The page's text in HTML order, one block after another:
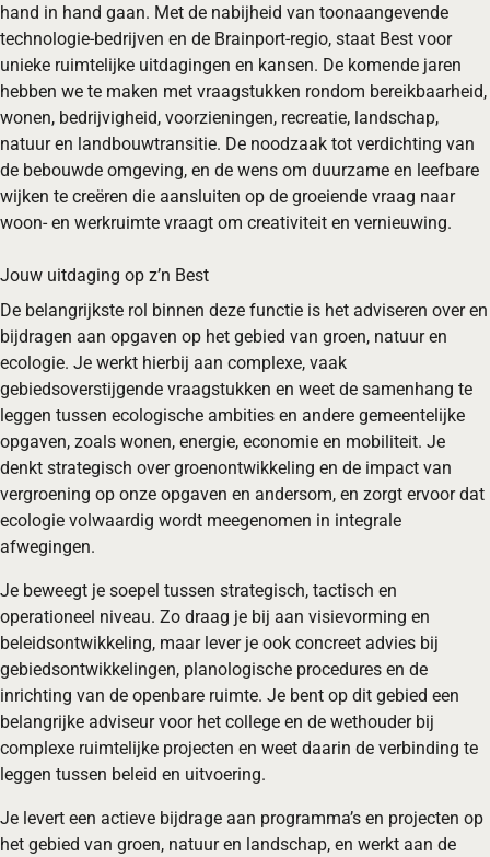
hand in hand gaan. Met de nabijheid van toonaangevende
technologie-bedrijven en de Brainport-regio, staat Best voor
unieke ruimtelijke uitdagingen en kansen. De komende jaren
hebben we te maken met vraagstukken rondom bereikbaarheid,
wonen, bedrijvigheid, voorzieningen, recreatie, landschap,
natuur en landbouwtransitie. De noodzaak tot verdichting van
de bebouwde omgeving, en de wens om duurzame en leefbare
wijken te creëren die aansluiten op de groeiende vraag naar
woon- en werkruimte vraagt om creativiteit en vernieuwing.
Jouw uitdaging op z’n Best
De belangrijkste rol binnen deze functie is het adviseren over en
bijdragen aan opgaven op het gebied van groen, natuur en
ecologie. Je werkt hierbij aan complexe, vaak
gebiedsoverstijgende vraagstukken en weet de samenhang te
leggen tussen ecologische ambities en andere gemeentelijke
opgaven, zoals wonen, energie, economie en mobiliteit. Je
denkt strategisch over groenontwikkeling en de impact van
vergroening op onze opgaven en andersom, en zorgt ervoor dat
ecologie volwaardig wordt meegenomen in integrale
afwegingen.
Je beweegt je soepel tussen strategisch, tactisch en
operationeel niveau. Zo draag je bij aan visievorming en
beleidsontwikkeling, maar lever je ook concreet advies bij
gebiedsontwikkelingen, planologische procedures en de
inrichting van de openbare ruimte. Je bent op dit gebied een
belangrijke adviseur voor het college en de wethouder bij
complexe ruimtelijke projecten en weet daarin de verbinding te
leggen tussen beleid en uitvoering.
Je levert een actieve bijdrage aan programma’s en projecten op
het gebied van groen, natuur en landschap, en werkt aan de